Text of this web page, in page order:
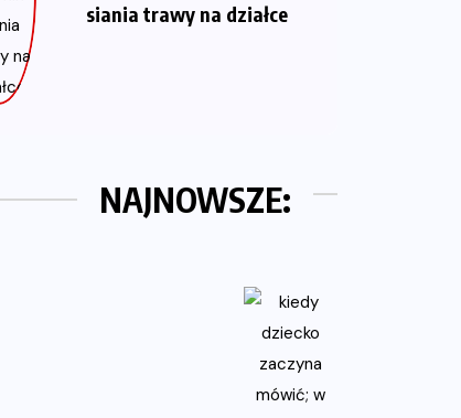
siania trawy na działce
NAJNOWSZE: